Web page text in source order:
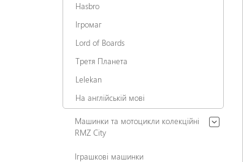
Hasbro
Ігромаг
Lord of Boards
Третя Планета
Lelekan
На англійській мові
Машинки та мотоцикли колекційні
RMZ City
Іграшкові машинки